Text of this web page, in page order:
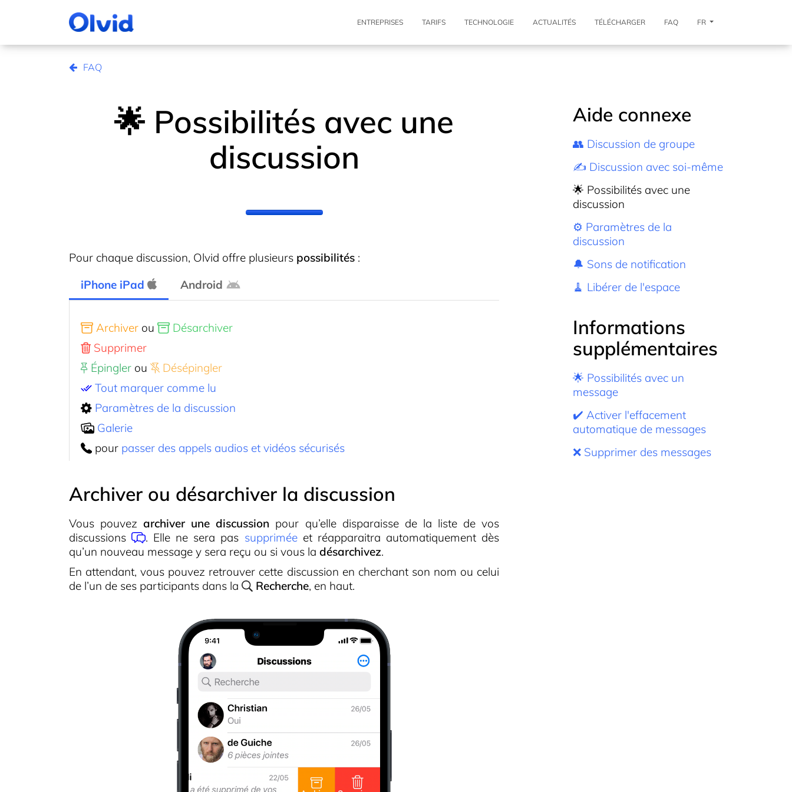
ENTREPRISES TARIFS TECHNOLOGIE ACTUALITÉS TÉLÉCHARGER FAQ FR
FAQ
Aide connexe
👥 Discussion de groupe
✍️ Discussion avec soi-même
🌟 Possibilités avec une
discussion
⚙️ Paramètres de la
discussion
🔔 Sons de notification
🧹 Libérer de l'espace
Informations
supplémentaires
🌟 Possibilités avec un
message
✔️ Activer l'effacement
automatique de messages
❌ Supprimer des messages
🌟 Possibilités avec une
discussion
Pour chaque discussion, Olvid offre plusieurs possibilités :
iPhone iPad
Android
Archiverou
Désarchiver
Supprimer
Épingler ou
Désépingler
Tout marquer comme lu
Paramètres de la discussion
Galerie
pour passer des appels audios et vidéos sécurisés
Archiver ou désarchiver la discussion
Vous pouvezarchiver une discussion pour qu’elle disparaisse de la liste de vos
discussions
. Elle ne sera pas suppriméeet réapparaitra automatiquement dès
qu’un nouveau message y sera reçu ou si vous la désarchivez.
En attendant, vous pouvez retrouver cette discussion en cherchant son nom ou celui
de l’un de ses participants dans la
Recherche, en haut.